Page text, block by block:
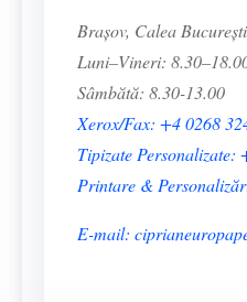
Brașov, Calea
Luni–Vineri:
Sâmbătă: 8.30-13.00
Xerox/Fax: +4 0268
Tipizate Personalizate:
Printare &
E-mail: